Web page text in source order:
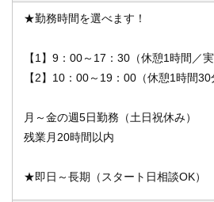
★勤務時間を選べます！
【1】9：00～17：30（休憩1時間／
【2】10：00～19：00（休憩1時間30
月～金の週5日勤務（土日祝休み）
残業月20時間以内
★即日～長期（スタート日相談OK）